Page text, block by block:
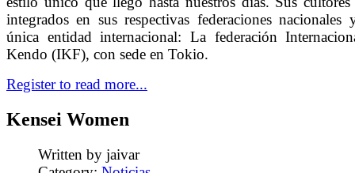
integrados en sus respectivas federaciones nacionales
única entidad internacional: La federación
Kendo (IKF), con sede en Tokio.
Register to read more...
Kensei Women
Written by jaivar